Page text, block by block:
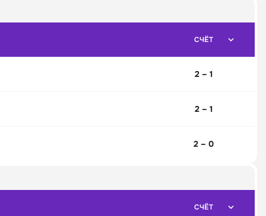
СЧЁТ
2 – 1
2 – 1
2 – 0
СЧЁТ